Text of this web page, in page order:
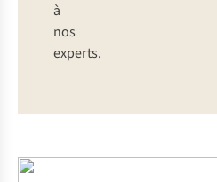
à
nos
experts.